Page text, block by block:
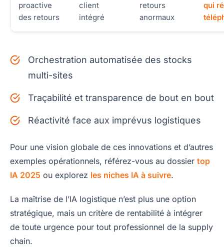
proactive
des retours
client
intégré
retours
anormaux
qui
Orchestration automatisée des stocks
multi-sites
Traçabilité et transparence de bout en bout
Réactivité face aux imprévus logistiques
Pour une vision globale de ces innovations et d’autres
exemples opérationnels, référez-vous au dossier top
IA 2025 ou explorez les niches IA à suivre.
La maîtrise de l’IA logistique n’est plus une option
stratégique, mais un critère de rentabilité à intégrer
de toute urgence pour tout professionnel de la supply
chain.